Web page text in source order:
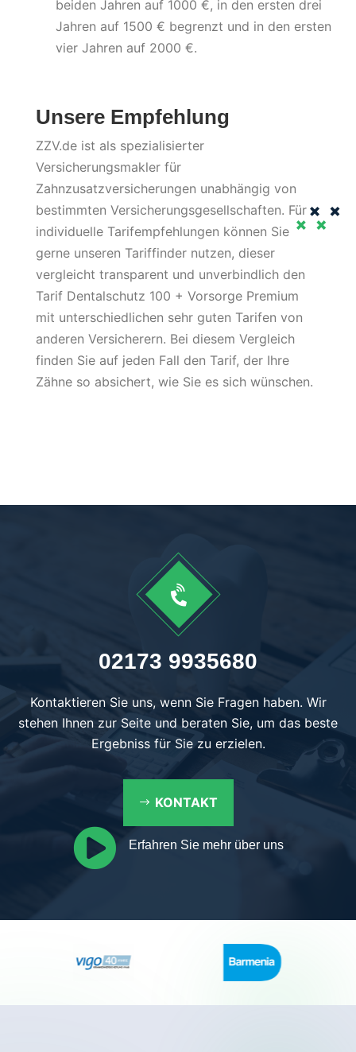
beiden Jahren auf 1000 €, in den ersten drei
Jahren auf 1500 € begrenzt und in den ersten
vier Jahren auf 2000 €.
Unsere Empfehlung
ZZV.de ist als spezialisierter
Versicherungsmakler für
Zahnzusatzversicherungen unabhängig von
bestimmten Versicherungsgesellschaften. Für
individuelle Tarifempfehlungen können Sie
gerne unseren Tariffinder nutzen, dieser
vergleicht transparent und unverbindlich den
Tarif Dentalschutz 100 + Vorsorge Premium
mit unterschiedlichen sehr guten Tarifen von
anderen Versicherern. Bei diesem Vergleich
finden Sie auf jeden Fall den Tarif, der Ihre
Zähne so absichert, wie Sie es sich wünschen.

02173 9935680
Kontaktieren Sie uns, wenn Sie Fragen haben. Wir
stehen Ihnen zur Seite und beraten Sie, um das beste
Ergebniss für Sie zu erzielen.
KONTAKT
 Erfahren Sie mehr über uns